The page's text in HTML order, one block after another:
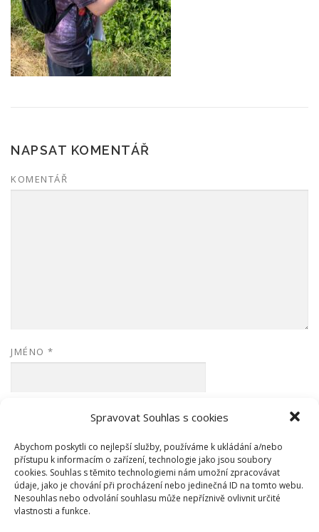
Spravovat Souhlas s cookies
Abychom poskytli co nejlepší služby, používáme k ukládání a/nebo
přístupu k informacím o zařízení, technologie jako jsou soubory
cookies. Souhlas s těmito technologiemi nám umožní zpracovávat
údaje, jako je chování při procházení nebo jedinečná ID na tomto webu.
Nesouhlas nebo odvolání souhlasu může nepříznivě ovlivnit určité
vlastnosti a funkce.
NAPSAT KOMENTÁŘ
KOMENTÁŘ
JMÉNO *
WEBOVÁ STRÁNKA